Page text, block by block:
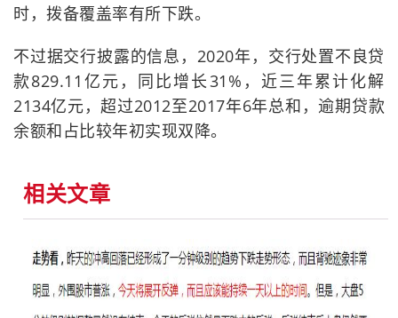
时，拨备覆盖率有所下跌。
不过据交行披露的信息，2020年，交行处置不良贷
款829.11亿元，同比增长31%，近三年累计化解
2134亿元，超过2012至2017年6年总和，逾期贷款
余额和占比较年初实现双降。
相关文章